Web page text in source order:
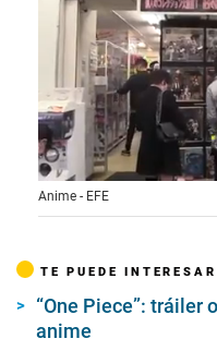
0
s
e
n
s
o
Anime - EFE
TE PUEDE INTERESAR
“One Piece”: tráiler
anime